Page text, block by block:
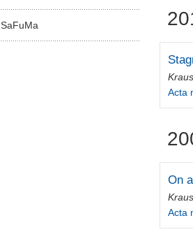
SaFuMa
Acta
On
Acta